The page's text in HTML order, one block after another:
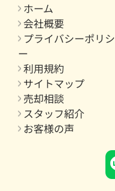
ホーム
会社概要
プライバシーポリシ
ー
利用規約
サイトマップ
売却相談
スタッフ紹介
お客様の声